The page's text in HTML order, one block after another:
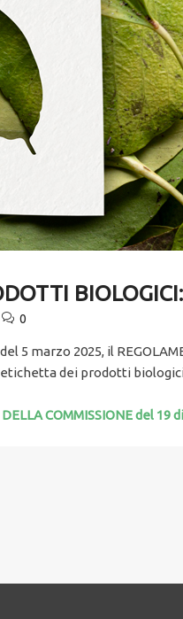
0
5 marzo 2025, il
dei prodotti
COMMISSIONE del 19